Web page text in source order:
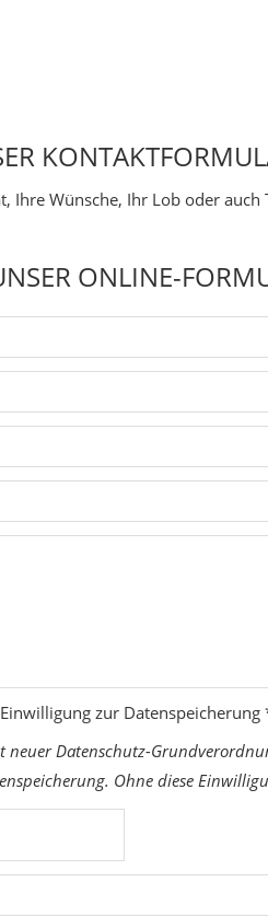
Ihre Wünsche, Ihr Lob oder
ONLINE-
Einwilligung zur Datenspeicherung
neuer Datenschutz-
Ohne diese